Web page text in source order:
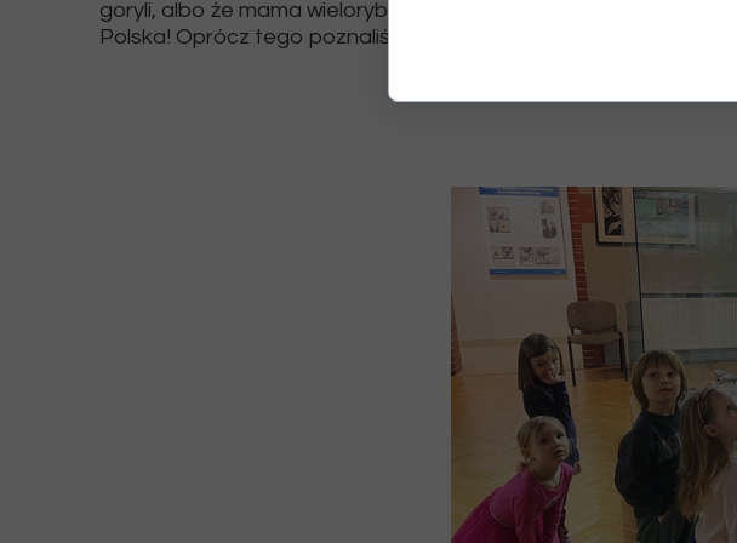
goryli, albo że mama wieloryba za pomocą specjalnych fal
Polska! Oprócz tego poznaliśmy także wiele innych ciekawostek.